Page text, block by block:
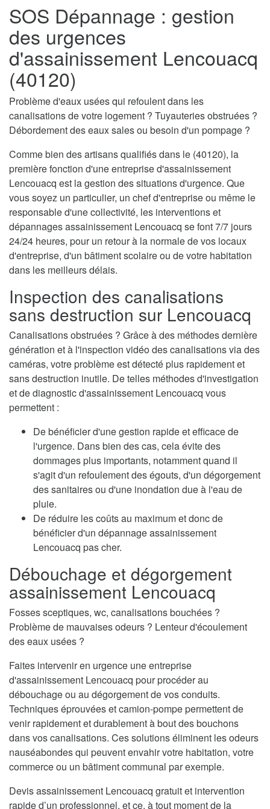
SOS Dépannage : gestion
des urgences
d'assainissement Lencouacq
(40120)
Problème d'eaux usées qui refoulent dans les
canalisations de votre logement ? Tuyauteries obstruées ?
Débordement des eaux sales ou besoin d'un pompage ?
Comme bien des artisans qualifiés dans le (40120), la
première fonction d'une entreprise d'assainissement
Lencouacq est la gestion des situations d'urgence. Que
vous soyez un particulier, un chef d'entreprise ou même le
responsable d'une collectivité, les interventions et
dépannages assainissement Lencouacq se font 7/7 jours
24/24 heures, pour un retour à la normale de vos locaux
d'entreprise, d'un bâtiment scolaire ou de votre habitation
dans les meilleurs délais.
Inspection des canalisations
sans destruction sur Lencouacq
Canalisations obstruées ? Grâce à des méthodes dernière
génération et à l'inspection vidéo des canalisations via des
caméras, votre problème est détecté plus rapidement et
sans destruction inutile. De telles méthodes d'investigation
et de diagnostic d'assainissement Lencouacq vous
permettent :
De bénéficier d'une gestion rapide et efficace de
l'urgence. Dans bien des cas, cela évite des
dommages plus importants, notamment quand il
s'agit d'un refoulement des égouts, d'un dégorgement
des sanitaires ou d'une inondation due à l'eau de
pluie.
De réduire les coûts au maximum et donc de
bénéficier d'un dépannage assainissement
Lencouacq pas cher.
Débouchage et dégorgement
assainissement Lencouacq
Fosses sceptiques, wc, canalisations bouchées ?
Problème de mauvaises odeurs ? Lenteur d'écoulement
des eaux usées ?
Faites intervenir en urgence une entreprise
d'assainissement Lencouacq pour procéder au
débouchage ou au dégorgement de vos conduits.
Techniques éprouvées et camion-pompe permettent de
venir rapidement et durablement à bout des bouchons
dans vos canalisations. Ces solutions éliminent les odeurs
nauséabondes qui peuvent envahir votre habitation, votre
commerce ou un bâtiment communal par exemple.
Devis assainissement Lencouacq gratuit et intervention
rapide d’un professionnel, et ce, à tout moment de la